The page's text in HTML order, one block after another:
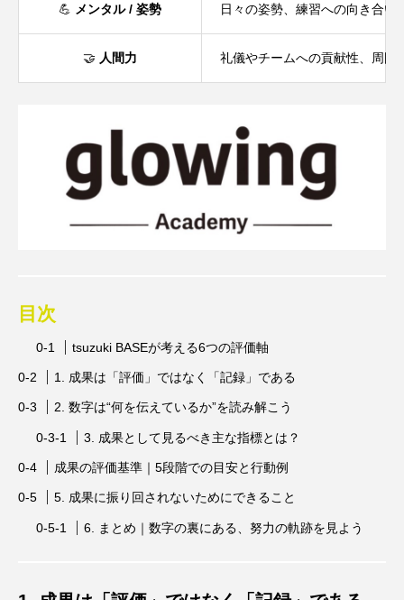
💪 メンタル / 姿勢 日々の姿勢、練習への向き合い
🤝 人間力 礼儀やチームへの貢献性、周囲
目次
tsuzuki BASEが考える6つの評価軸
1. 成果は「評価」ではなく「記録」である
2. 数字は“何を伝えているか”を読み解こう
3. 成果として見るべき主な指標とは？
成果の評価基準｜5段階での目安と行動例
5. 成果に振り回されないためにできること
6. まとめ｜数字の裏にある、努力の軌跡を見よう